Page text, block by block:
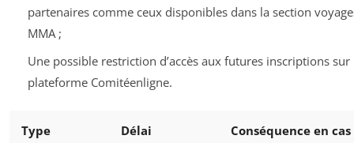
partenaires comme ceux disponibles dans la section
MMA ;
Une possible restriction d’accès aux futures inscriptions sur
plateforme Comitéenligne.
Type
Délai
Conséquence en